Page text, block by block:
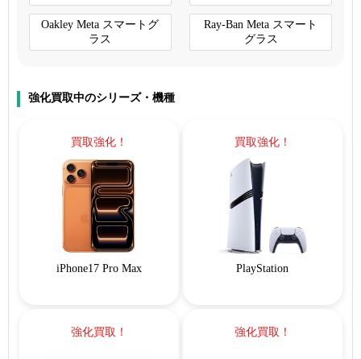
Oakley Meta スマートグ
ラス
Ray-Ban Meta スマート
グラス
強化買取中のシリーズ・機種
買取強化！
iPhone17 Pro Max
買取強化！
PlayStation
強化買取！ 強化買取！